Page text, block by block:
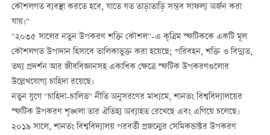
কৌশলগত ব্যবস্থা করতে হবে, যাতে যত তাড়াতাড়ি সম্ভব সাফল্য অর্জন করা
যায়।"
"২০৩৫ সালের নতুন উপকরণ শক্তি কৌশল"-এ কৃত্রিম স্ফটিককে একটি মূল
কৌশলগত উপাদান হিসাবে তালিকাভুক্ত করা হয়েছে; পরিবহন, শক্তি ও বিদ্যুত,
তথ্য প্রদর্শন আর জীববিজ্ঞানসহ একাধিক ক্ষেত্রে স্ফটিক উপকরণগুলোর
উল্লেখযোগ্য চাহিদা রয়েছে।
নতুন যুগে "চাহিদা-চালিত" নীতি অনুসরণের মাধ্যমে, শানতং বিশ্ববিদ্যালয়ের
স্ফটিক উপকরণ শৃঙ্খলা তার ঐতিহ্য অব্যাহত রেখেছে এবং এগিয়ে চলেছে।
২০১৯ সালে, শানতং বিশ্ববিদ্যালয় পরবর্তী প্রজন্মের সেমিকন্ডাক্টর উপকরণ